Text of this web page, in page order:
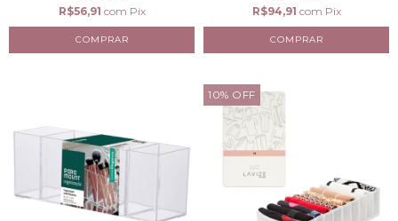
R$56,91 com Pix R$94,91 com Pix
10% OFF